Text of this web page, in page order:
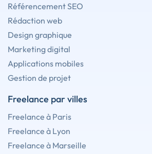
Référencement SEO
Rédaction web
Design graphique
Marketing digital
Applications mobiles
Gestion de projet
Freelance par villes
Freelance à Paris
Freelance à Lyon
Freelance à Marseille